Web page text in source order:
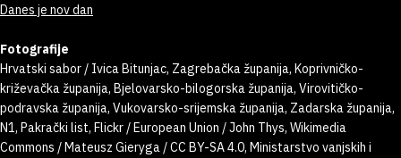
Danes je nov dan
Fotografije
Hrvatski sabor / Ivica Bitunjac, Zagrebačka županija, Koprivničko-
križevačka županija, Bjelovarsko-bilogorska županija, Virovitičko-
podravska županija, Vukovarsko-srijemska županija, Zadarska županija,
N1, Pakrački list, Flickr / European Union / John Thys, Wikimedia
Commons / Mateusz Gieryga / CC BY-SA 4.0, Ministarstvo vanjskih i